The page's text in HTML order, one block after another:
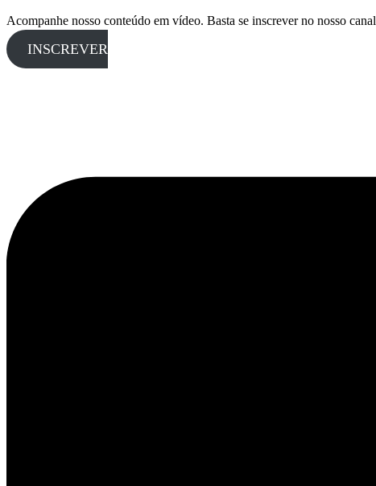
Acompanhe nosso conteúdo em vídeo. Basta se inscrever no nosso canal
INSCREVER